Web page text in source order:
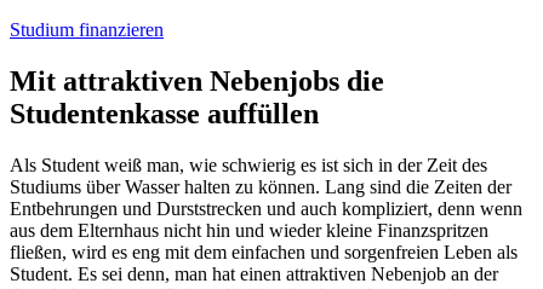
Studium finanzieren
Mit attraktiven Nebenjobs die
Studentenkasse auffüllen
Als Student weiß man, wie schwierig es ist sich in der Zeit des
Studiums über Wasser halten zu können. Lang sind die Zeiten der
Entbehrungen und Durststrecken und auch kompliziert, denn wenn
aus dem Elternhaus nicht hin und wieder kleine Finanzspritzen
fließen, wird es eng mit dem einfachen und sorgenfreien Leben als
Student. Es sei denn, man hat einen attraktiven Nebenjob an der